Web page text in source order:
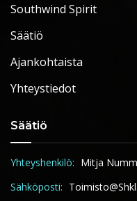
Southwind Spirit
Säätiö
Ajankohtaista
Yhteystiedot
Säätiö
Yhteyshenkilö: Mitja
Sähköposti: